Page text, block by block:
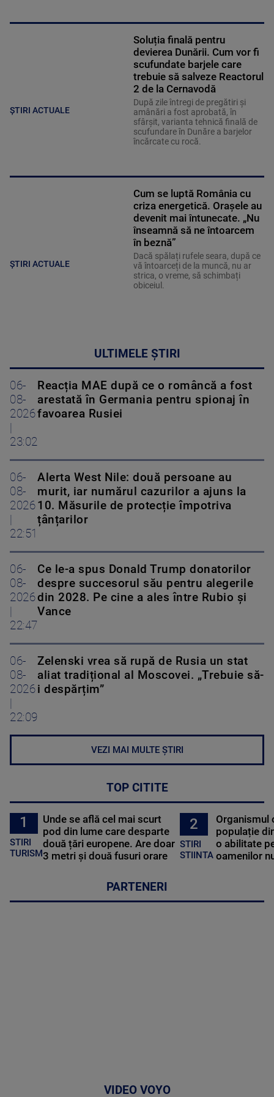
ȘTIRI ACTUALE
Soluția finală pentru
devierea Dunării. Cum vor fi
scufundate barjele care
trebuie să salveze Reactorul
2 de la Cernavodă
După zile întregi de pregătiri și
amânări a fost aprobată, în
sfârșit, varianta tehnică finală de
scufundare în Dunăre a barjelor
încărcate cu rocă.
ȘTIRI ACTUALE
Cum se luptă România cu
criza energetică. Orașele au
devenit mai întunecate. „Nu
înseamnă să ne întoarcem
în beznă”
Dacă spălați rufele seara, după ce
vă întoarceți de la muncă, nu ar
strica, o vreme, să schimbați
obiceiul.
ULTIMELE ȘTIRI
06-
08-
2026
23:02
Reacția MAE după ce o româncă a fost
arestată în Germania pentru spionaj în
favoarea Rusiei
06-
08-
2026
22:51
Alerta West Nile: două persoane au
murit, iar numărul cazurilor a ajuns la
10. Măsurile de protecție împotriva
țânțarilor
06-
08-
2026
22:47
Ce le-a spus Donald Trump donatorilor
despre succesorul său pentru alegerile
din 2028. Pe cine a ales între Rubio și
Vance
06-
08-
2026
22:09
Zelenski vrea să rupă de Rusia un stat
aliat tradițional al Moscovei. „Trebuie să-
i despărțim”
VEZI MAI MULTE ȘTIRI
TOP CITITE
1
STIRI
TURISM
Unde se află cel mai scurt
pod din lume care desparte
două țări europene. Are doar
3 metri și două fusuri orare
2
STIRI
STIINTA
Organismul
populație
o abilitate
oamenilor
PARTENERI
VIDEO VOYO